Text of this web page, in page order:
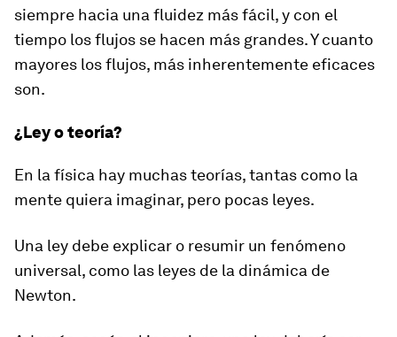
siempre hacia una fluidez más fácil, y con el
tiempo los flujos se hacen más grandes. Y cuanto
mayores los flujos, más inherentemente eficaces
son.
¿Ley o teoría?
En la física hay muchas teorías, tantas como la
mente quiera imaginar, pero pocas leyes.
Una ley debe explicar o resumir un fenómeno
universal, como las leyes de la dinámica de
Newton.